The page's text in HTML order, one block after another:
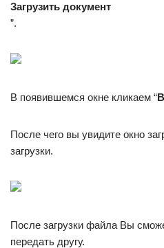
Загрузить документ
”.
В появившемся окне кликаем “
После чего вы увидите окно
загрузки.
После загрузки файла Вы
передать другу.